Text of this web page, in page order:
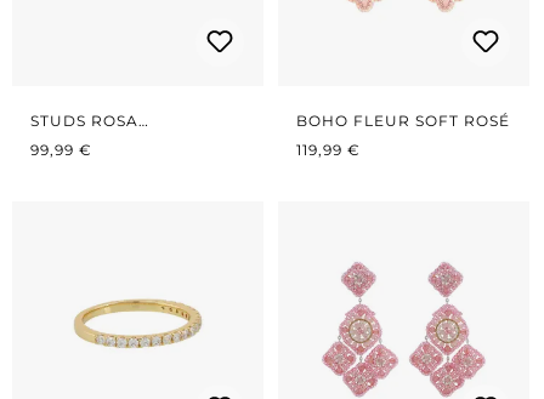
STUDS ROSA
TOURMALINE HYDRO
REGULÄRER PREIS:
99,99 €
BOHO FLEUR SOFT ROSÉ
REGULÄRER PREIS:
119,99 €